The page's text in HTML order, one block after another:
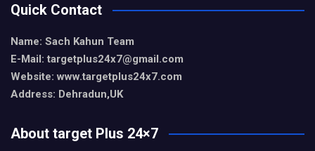
Quick Contact
Name: Sach Kahun Team
E-Mail: targetplus24x7@gmail.com
Website: www.targetplus24x7.com
Address: Dehradun,UK
About target Plus 24×7